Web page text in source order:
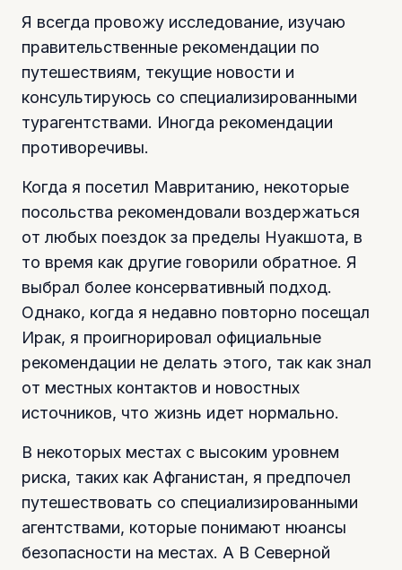
Я всегда провожу исследование, изучаю
правительственные рекомендации по
путешествиям, текущие новости и
консультируюсь со специализированными
турагентствами. Иногда рекомендации
противоречивы.
Когда я посетил Мавританию, некоторые
посольства рекомендовали воздержаться
от любых поездок за пределы Нуакшота, в
то время как другие говорили обратное. Я
выбрал более консервативный подход.
Однако, когда я недавно повторно посещал
Ирак, я проигнорировал официальные
рекомендации не делать этого, так как знал
от местных контактов и новостных
источников, что жизнь идет нормально.
В некоторых местах с высоким уровнем
риска, таких как Афганистан, я предпочел
путешествовать со специализированными
агентствами, которые понимают нюансы
безопасности на местах. А В Северной